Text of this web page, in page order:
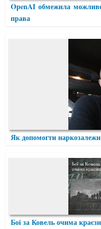
OpenAI обмежила
права
Як допомогти
Бої за Ковель очима